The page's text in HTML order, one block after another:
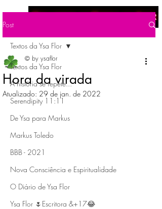
Menu
Post
Textos da Ysa Flor
A história se repete...
Serendipity 11:11
De Ysa para Markus
Markus Toledo
BBB - 2021
Nova Consciência e Espiritualidade
O Diário de Ysa Flor
Ysa Flor 🌷Escritora &+17😂
Textos da Ysa Flor
Hora da virada
© by ysaflor
Atualizado: 29 de jan. de 2022